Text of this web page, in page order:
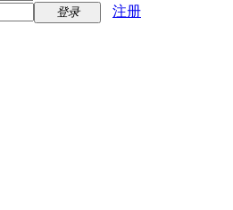
登录
注册